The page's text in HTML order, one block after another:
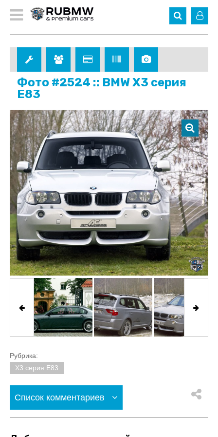
Фото #2524 :: BMW X3 серия
E83
Рубрика:
X3 серия E83
Список комментариев